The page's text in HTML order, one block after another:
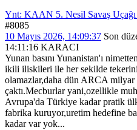
Ynt: KAAN 5. Nesil Savaş Uçağı
#8085
10 Mayıs 2026, 14:09:37 Son
14:11:16 KARACI
Yunan basını Yunanistan'ı
ikili iliskileri ile her sekilde
olamazlar,daha dün ARCA milyar
çaktı.Mecburlar yani,ozellikle
Avrupa'da Türkiye kadar pratik
fabrika kuruyor,uretim hedefine
kadar var yok...